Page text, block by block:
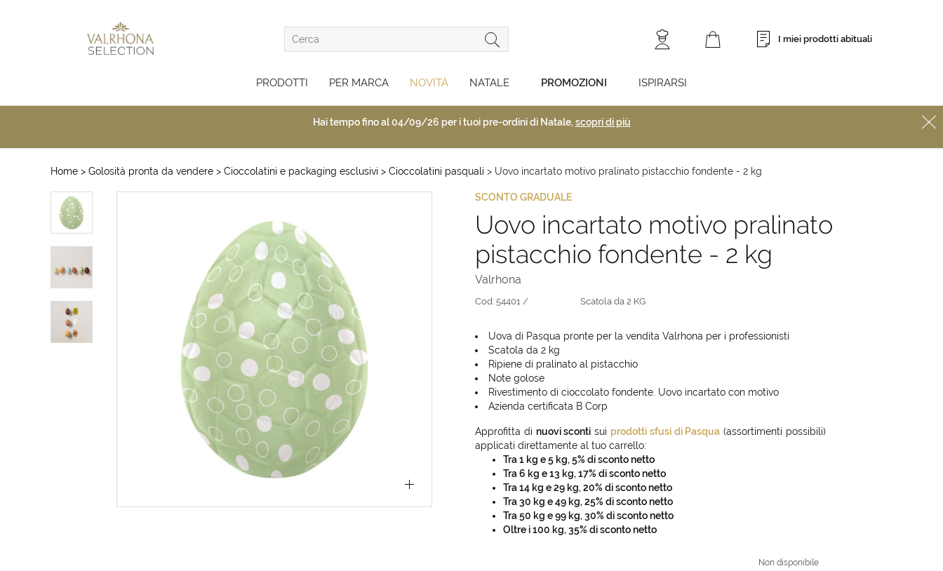
I miei prodotti abituali
PRODOTTI PER MARCA NOVITÀ NATALE PROMOZIONI ISPIRARSI
Hai tempo fino al 04/09/26 per i tuoi pre-ordini di Natale, scopri di più
Home > Golosità pronta da vendere > Cioccolatini e packaging esclusivi > Cioccolatini pasquali > Uovo incartato motivo pralinato pistacchio fondente - 2 kg
SCONTO GRADUALE
Uovo incartato motivo pralinato
pistacchio fondente - 2 kg
Valrhona
Cod: 54401 / Scatola da 2 KG
Uova di Pasqua pronte per la vendita Valrhona per i professionisti
Scatola da 2 kg
Ripiene di pralinato al pistacchio
Note golose
Rivestimento di cioccolato fondente. Uovo incartato con motivo
Azienda certificata B Corp
Approfitta di nuovi sconti sui prodotti sfusi di Pasqua (assortimenti possibili)
applicati direttamente al tuo carrello:
Tra 1 kg e 5 kg, 5% di sconto netto
Tra 6 kg e 13 kg, 17% di sconto netto
Tra 14 kg e 29 kg, 20% di sconto netto
Tra 30 kg e 49 kg, 25% di sconto netto
Tra 50 kg e 99 kg, 30% di sconto netto
Oltre i 100 kg, 35% di sconto netto
Non disponibile